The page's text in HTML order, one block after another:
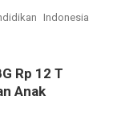
Indonesia
Rp 12 T
Anak